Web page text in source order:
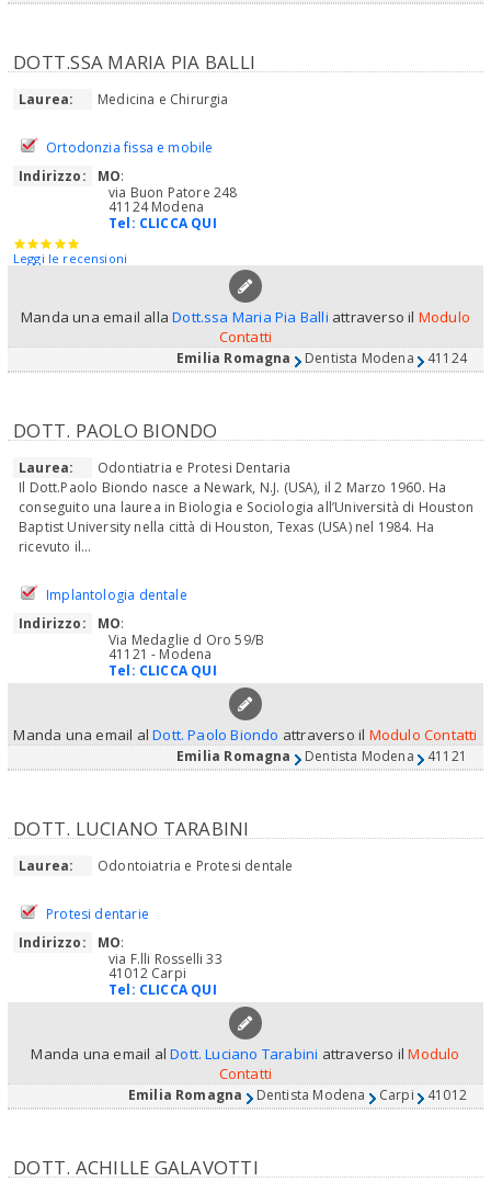
DOTT.SSA MARIA PIA BALLI
Laurea: Medicina e Chirurgia
Ortodonzia fissa e mobile
Indirizzo:
MO:
via Buon Patore 248
41124 Modena
Tel: CLICCA QUI
Leggi le recensioni
Manda una email allaDott.ssa Maria Pia Balli attraverso il Modulo
Contatti
Emilia Romagna Dentista Modena 41124
DOTT. PAOLO BIONDO
Laurea:
Odontiatria e Protesi Dentaria
Il Dott.Paolo Biondo nasce a Newark, N.J. (USA), il 2 Marzo 1960. Ha
conseguito una laurea in Biologia e Sociologia all’Università di Houston
Baptist University nella città di Houston, Texas (USA) nel 1984. Ha
ricevuto il...
Implantologia dentale
Indirizzo:
MO:
Via Medaglie d Oro 59/B
41121 - Modena
Tel: CLICCA QUI
Manda una email alDott. Paolo Biondo attraverso il Modulo Contatti
Emilia Romagna Dentista Modena 41121
DOTT. LUCIANO TARABINI
Laurea: Odontoiatria e Protesi dentale
Protesi dentarie
Indirizzo:
MO:
via F.lli Rosselli 33
41012 Carpi
Tel: CLICCA QUI
Manda una email alDott. Luciano Tarabini attraverso ilModulo
Contatti
Emilia Romagna Dentista Modena Carpi 41012
DOTT. ACHILLE GALAVOTTI